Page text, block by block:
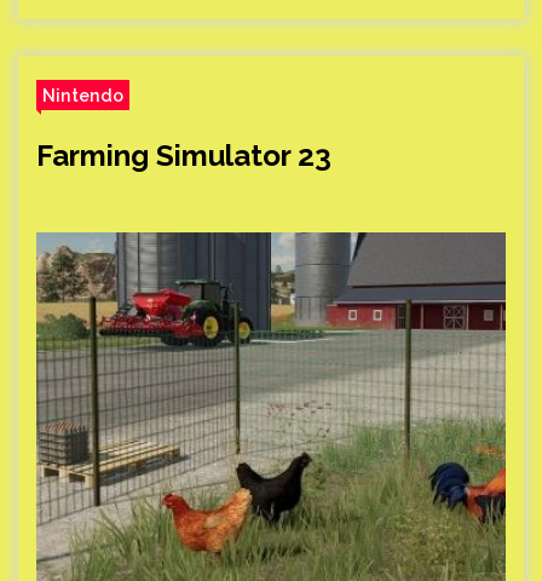
Nintendo
Farming Simulator 23